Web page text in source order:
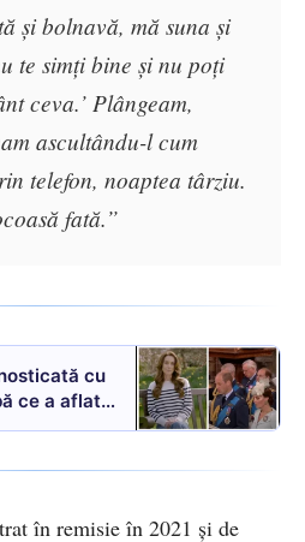
și bolnavă, mă suna și
te simți bine și nu poți
ceva.’ Plângeam,
ascultându-l cum
telefon, noaptea târziu.
fată.”
cu
ce a aflat
în remisie în 2021 și de